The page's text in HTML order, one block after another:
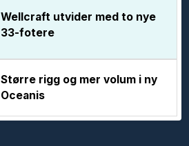
Wellcraft utvider med to nye
33-fotere
Større rigg og mer volum i ny
Oceanis